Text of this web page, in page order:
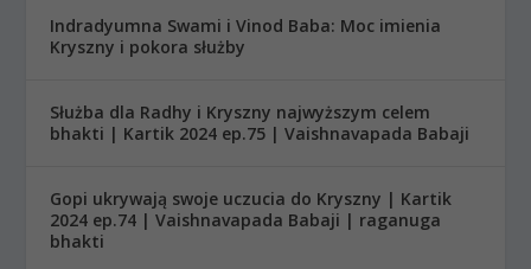
Indradyumna Swami i Vinod Baba: Moc imienia
Kryszny i pokora służby
Służba dla Radhy i Kryszny najwyższym celem
bhakti | Kartik 2024 ep.75 | Vaishnavapada Babaji
Gopi ukrywają swoje uczucia do Kryszny | Kartik
2024 ep.74 | Vaishnavapada Babaji | raganuga
bhakti